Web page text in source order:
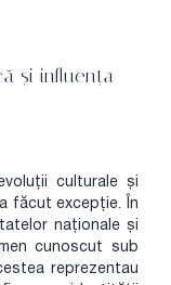
și influența
culturale și
făcut excepție. În
naționale și
cunoscut sub
reprezentau